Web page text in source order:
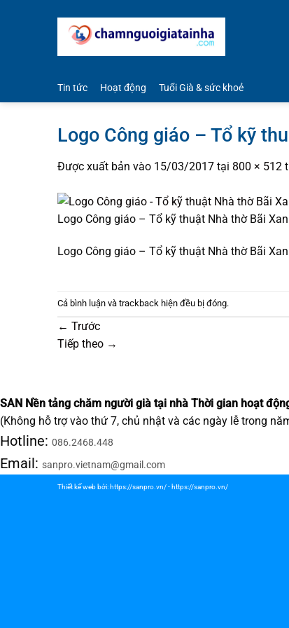
Tin tức Hoạt động Tuổi Già & sức khoẻ
Logo Công giáo – Tổ kỹ
Được xuất bản vào 15/03/2017 tại 800 × 512
Logo Công giáo – Tổ kỹ thuật Nhà thờ Bãi Xan
Logo Công giáo – Tổ kỹ thuật Nhà thờ Bãi Xan
Cả bình luận và trackback hiện đều bị đóng.
← Trước
Tiếp theo →
SAN Nền tảng chăm người già tại nhà Thời gian hoạt
(Không hỗ trợ vào thứ 7, chủ nhật và các ngày lễ trong
Hotline: 086.2468.448
Email: sanpro.vietnam@gmail.com
Thiết kế web bởi: https://sanpro.vn/- https://sanpro.vn/